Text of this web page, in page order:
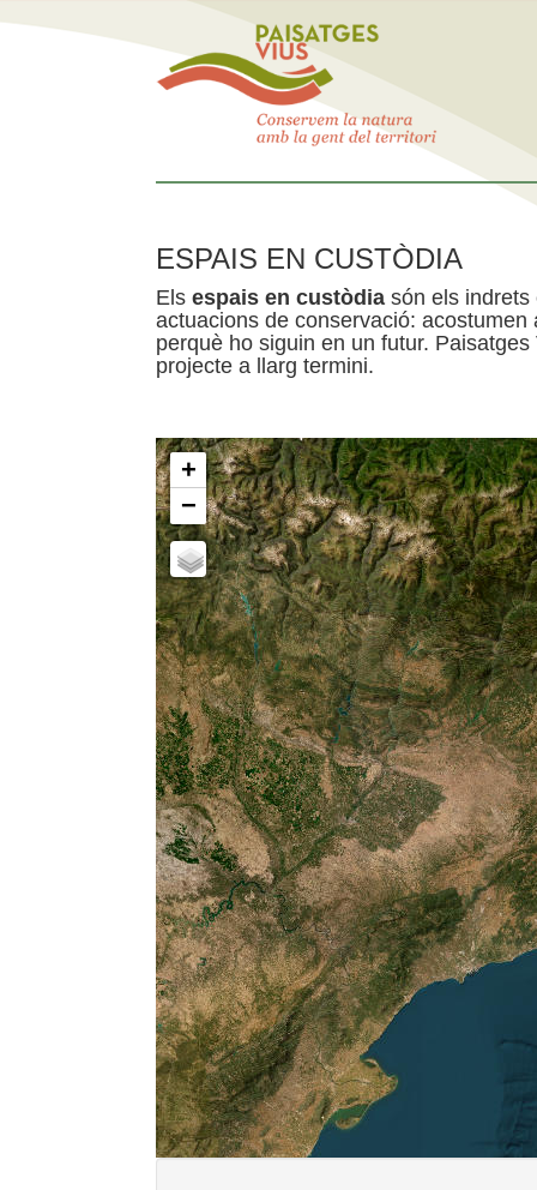
ESPAIS EN CUSTÒDIA
Els espais en custòdia són els indrets
actuacions de conservació:
perquè ho siguin en un futur.
projecte a llarg termini.
+
−